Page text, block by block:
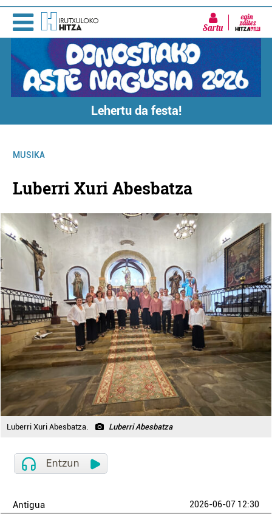
Sartu
Lehertu da festa!
MUSIKA
Luberri Xuri Abesbatza
Luberri Xuri Abesbatza. Luberri Abesbatza
Antigua 2026-06-07 12:30